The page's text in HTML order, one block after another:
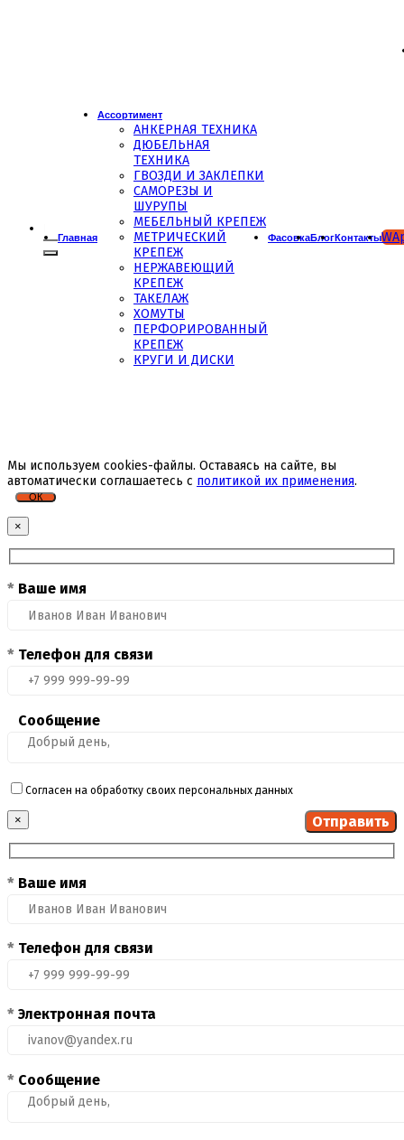
Главная
Ассортимент
АНКЕРНАЯ ТЕХНИКА
ДЮБЕЛЬНАЯ
ТЕХНИКА
ГВОЗДИ И ЗАКЛЕПКИ
САМОРЕЗЫ И
ШУРУПЫ
МЕБЕЛЬНЫЙ КРЕПЕЖ
МЕТРИЧЕСКИЙ
КРЕПЕЖ
НЕРЖАВЕЮЩИЙ
КРЕПЕЖ
ТАКЕЛАЖ
ХОМУТЫ
ПЕРФОРИРОВАННЫЙ
КРЕПЕЖ
КРУГИ И ДИСКИ
ФасовкаБлогКонтакты
Мы используем cookies-файлы. Оставаясь на сайте, вы
автоматически соглашаетесь с политикой их применения.
ОК
×
* Ваше имя
* Телефон для связи
Сообщение
Согласен на обработку своих персональных данных
×
* Ваше имя
* Телефон для связи
* Электронная почта
* Сообщение